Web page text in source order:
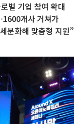
벌 기업 참여 확대
개사 거쳐가
분화해 맞춤형 지원”